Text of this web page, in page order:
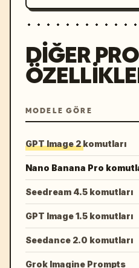
DIĞER
MODELE GÖRE
GPT Image 2 komutları
Nano Banana Pro
Seedream 4.5 komutları
GPT Image 1.5 komutları
Seedance 2.0 komutları
Grok Imagine Prompts